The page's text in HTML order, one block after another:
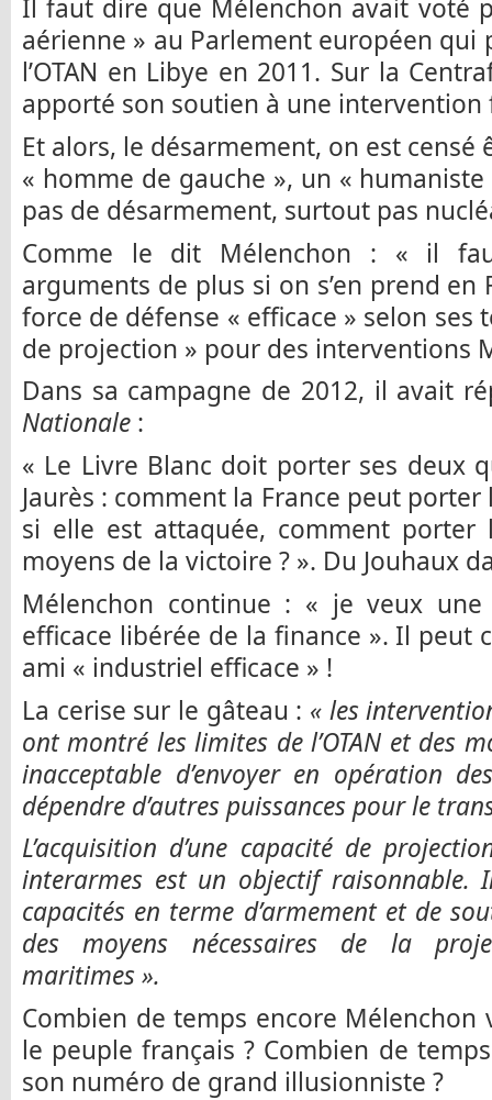
Il faut dire que Mélenchon avait voté
aérienne » au Parlement européen qui
l’OTAN en Libye en 2011. Sur la
apporté son soutien à une intervention
Et alors, le désarmement, on est
« homme de gauche », un «
pas de désarmement, surtout pas
Comme le dit Mélenchon : « il
arguments de plus si on s’en prend en
force de défense « efficace » selon ses
de projection » pour des interventions
Dans sa campagne de 2012, il avait
Nationale :
« Le Livre Blanc doit porter ses deux
Jaurès : comment la France peut porter
si elle est attaquée, comment porter
moyens de la victoire ? ». Du Jouhaux
Mélenchon continue : « je veux une
efficace libérée de la finance ». Il peut
ami « industriel efficace » !
La cerise sur le gâteau : « les
ont montré les limites de l’OTAN et des
inacceptable d’envoyer en opération
dépendre d’autres puissances pour le
L’acquisition d’une capacité de
interarmes est un objectif raisonnable.
capacités en terme d’armement et de
des moyens nécessaires de la
maritimes ».
Combien de temps encore
le peuple français ? Combien de
son numéro de grand illusionniste ?